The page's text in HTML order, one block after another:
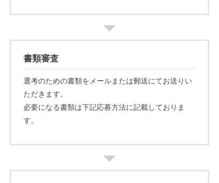
書類審査
選考のための書類をメールまたは郵送にてお送りい
ただきます。
必要になる書類は下記応募方法に記載しておりま
す。